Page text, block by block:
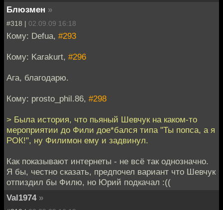
Блюзмен »
#318 | 02.09.09 16:18
Кому: Defua, #293
Кому: Karakurt, #296
Ага, благодарю.
Кому: prosto_phil.86, #298
> Была история, что пьяный Шевчук на каком-то
мероприятии до Фили дое*бался типа "Ты попса, а я
РОК!", ну Филимон ему и задвинул.
Как показывают интернеты - не всё так однозначно.
Я бы, честно сказать, предпочел вариант что Шевчук
отпиздил бы Филю, но Юрий подкачал :((
Val1974 »